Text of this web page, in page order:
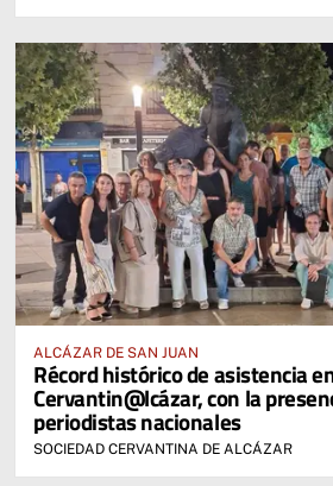
ALCÁZAR DE SAN JUAN
Récord histórico de asistencia
Cervantin@lcázar, con la
periodistas nacionales
SOCIEDAD CERVANTINA DE ALCÁZAR